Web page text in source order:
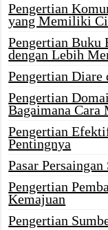
Pengertian
yang Memiliki
Pengertian Buku
dengan Lebih
Pengertian Diare
Pengertian
Bagaimana Cara
Pengertian
Pentingnya
Pasar
Pengertian
Kemajuan
Pengertian